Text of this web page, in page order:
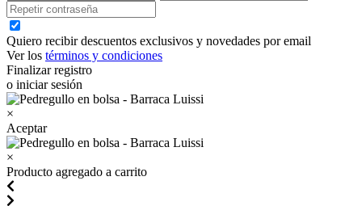
Quiero recibir descuentos exclusivos y novedades por email
Ver los términos y condiciones
Finalizar registro
o iniciar sesión
×
Aceptar
×
Producto agregado a carrito